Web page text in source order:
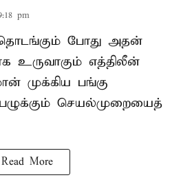
pm
போது அதன்
உருவாகும் எத்திலீன்
முக்கிய பங்கு
பழுக்கும் செயல்முறையைத்
Read More